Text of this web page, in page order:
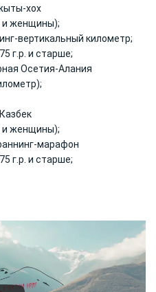
хох
и женщины);
вертикальный километр;
г.р. и старше;
Осетия-Алания
и женщины);
марафон
г.р. и старше;